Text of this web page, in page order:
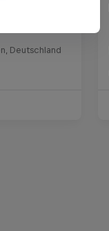
Deutschland